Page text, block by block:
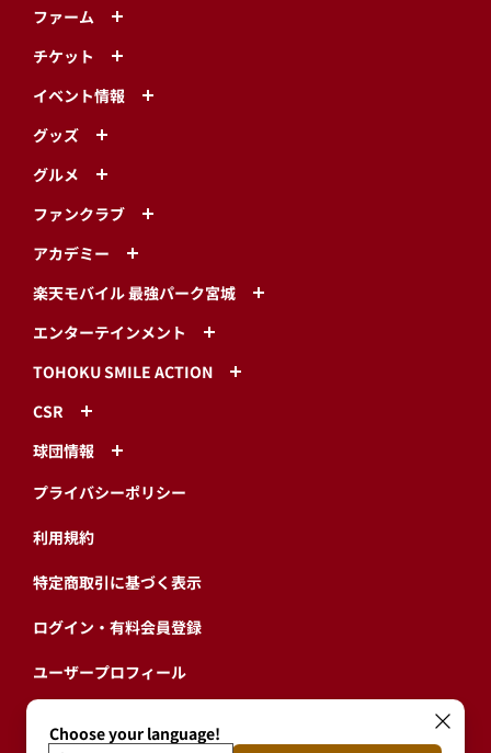
エンターテインメント
TOHOKU SMILE ACTION
CSR
球団情報
プライバシーポリシー
ログイン・有料会員登録
ユーザープロフィール
会員情報引継ぎ
退会
Copyright © RAKUTEN BASEBALL, INC. All Rights Reserved.